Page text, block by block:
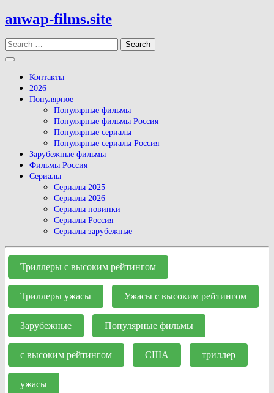
Skip
to
content
anwap-films.site
Search
Open
Button
Контакты
2026
Популярное
Популярные фильмы
Популярные фильмы Россия
Популярные сериалы
Популярные сериалы Россия
Зарубежные фильмы
Фильмы Россия
Сериалы
Сериалы 2025
Сериалы 2026
Сериалы новинки
Сериалы Россия
Сериалы зарубежные
Close
Button
Триллеры с высоким рейтингом
Триллеры ужасы Ужасы с высоким рейтингом
Зарубежные Популярные фильмы
с высоким рейтингом США триллер
ужасы